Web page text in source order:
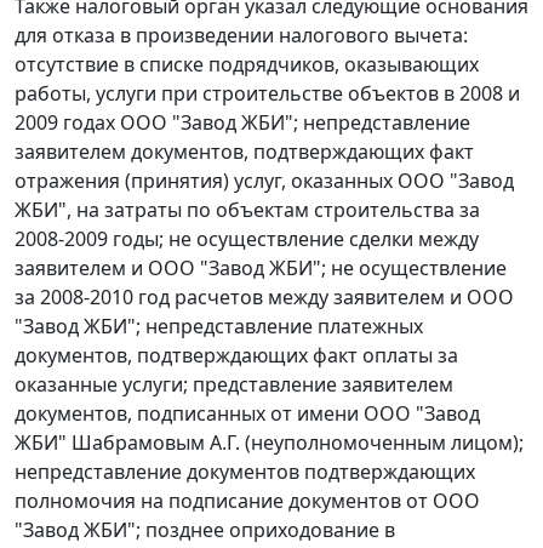
Также налоговый орган указал следующие основания
для отказа в произведении налогового вычета:
отсутствие в списке подрядчиков, оказывающих
работы, услуги при строительстве объектов в 2008 и
2009 годах ООО "Завод ЖБИ"; непредставление
заявителем документов, подтверждающих факт
отражения (принятия) услуг, оказанных ООО "Завод
ЖБИ", на затраты по объектам строительства за
2008-2009 годы; не осуществление сделки между
заявителем и ООО "Завод ЖБИ"; не осуществление
за 2008-2010 год расчетов между заявителем и ООО
"Завод ЖБИ"; непредставление платежных
документов, подтверждающих факт оплаты за
оказанные услуги; представление заявителем
документов, подписанных от имени ООО "Завод
ЖБИ" Шабрамовым А.Г. (неуполномоченным лицом);
непредставление документов подтверждающих
полномочия на подписание документов от ООО
"Завод ЖБИ"; позднее оприходование в